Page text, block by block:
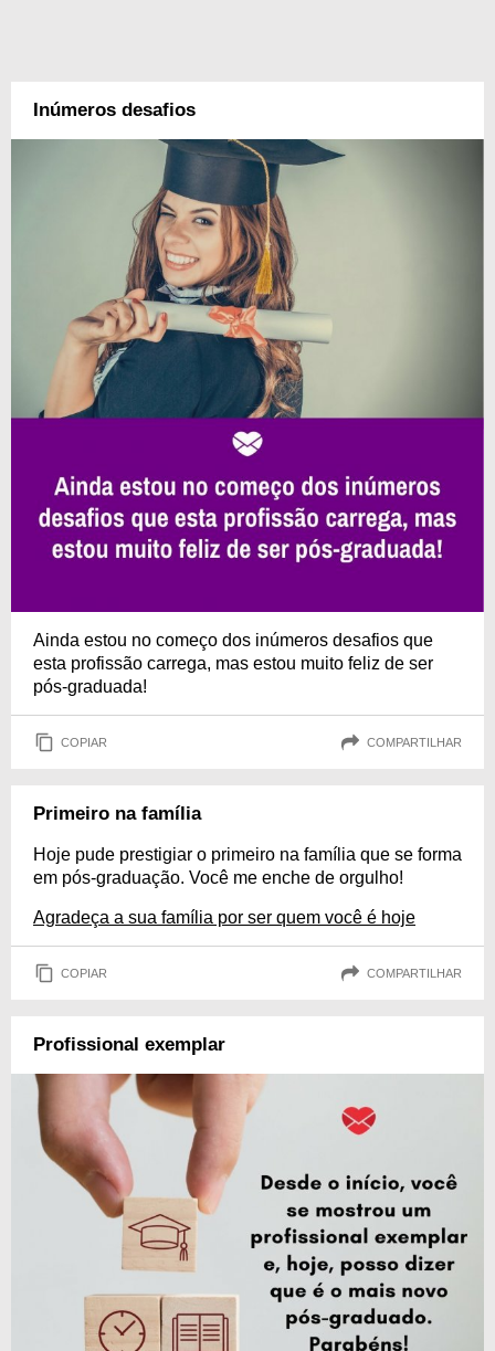
Inúmeros desafios
Ainda estou no começo dos inúmeros desafios que
esta profissão carrega, mas estou muito feliz de ser
pós-graduada!
COPIAR COMPARTILHAR
Primeiro na família
Hoje pude prestigiar o primeiro na família que se forma
em pós-graduação. Você me enche de orgulho!
Agradeça a sua família por ser quem você é hoje
COPIAR COMPARTILHAR
Profissional exemplar